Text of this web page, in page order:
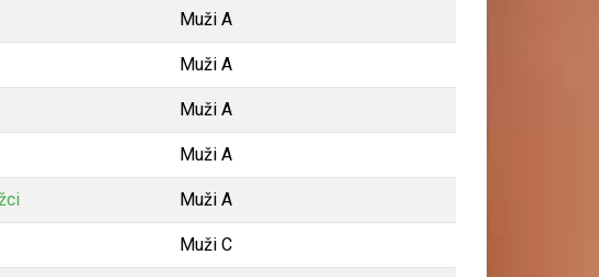
Muži A
Muži A
Muži A
Muži A
Muži A
Muži C